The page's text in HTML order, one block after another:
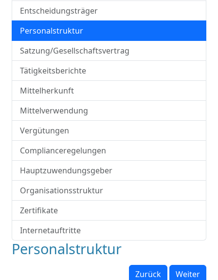
Entscheidungsträger
Personalstruktur
Satzung/Gesellschaftsvertrag
Tätigkeitsberichte
Mittelherkunft
Mittelverwendung
Vergütungen
Complianceregelungen
Hauptzuwendungsgeber
Organisationsstruktur
Zertifikate
Internetauftritte
Personalstruktur
Zurück Weiter